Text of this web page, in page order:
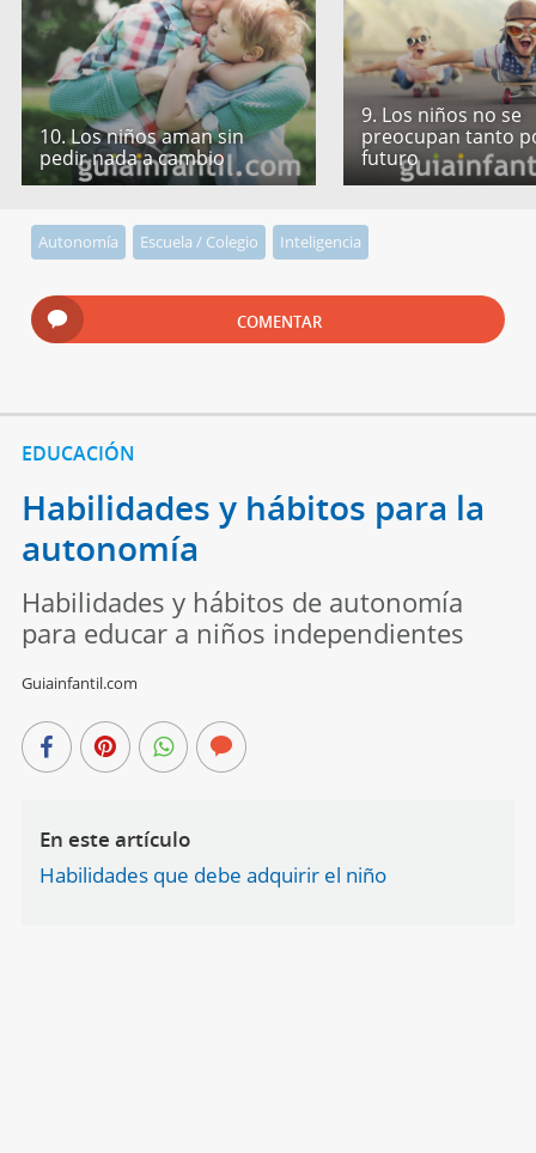
10. Los niños aman sin
pedir nada a cambio
9. Los niños no se
preocupan tanto
futuro
Autonomía Escuela / Colegio Inteligencia
COMENTAR
EDUCACIÓN
Habilidades y hábitos para la
autonomía
Habilidades y hábitos de autonomía
para educar a niños independientes
Guiainfantil.com
En este artículo
Habilidades que debe adquirir el niño